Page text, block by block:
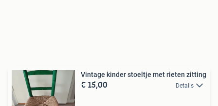
Vintage kinder stoeltje met rieten zitting
€ 15,00 Details